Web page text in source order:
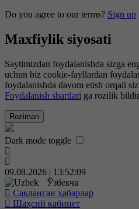
Do you agree to our terms? Sign up
Maxfiylik siyosati
Saytimizdan foydalanishda sizga
uchun biz cookie-fayllardan
foydalanishda davom etish orqali siz
Foydalanish shartlari ga rozilik
Roziman
Dark mode toggle
09.08.2026 | 13:52:10
Ўзбекча
Сақланган ҳабарлар
Шаҳсий кабинет